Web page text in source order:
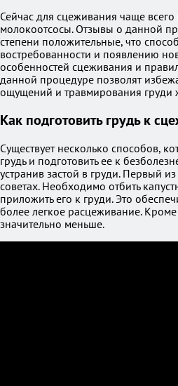
Сейчас для сцеживания чаще всего
молокоотсосы. Отзывы о данной
степени положительные, что
востребованности и появлению
особенностей сцеживания и
данной процедуре позволят
ощущений и травмирования
Как подготовить грудь к
Существует несколько способов,
грудь и подготовить ее к
устранив застой в груди. Первый
советах. Необходимо отбить
приложить его к груди. Это
более легкое расцеживание. Кроме
значительно меньше.